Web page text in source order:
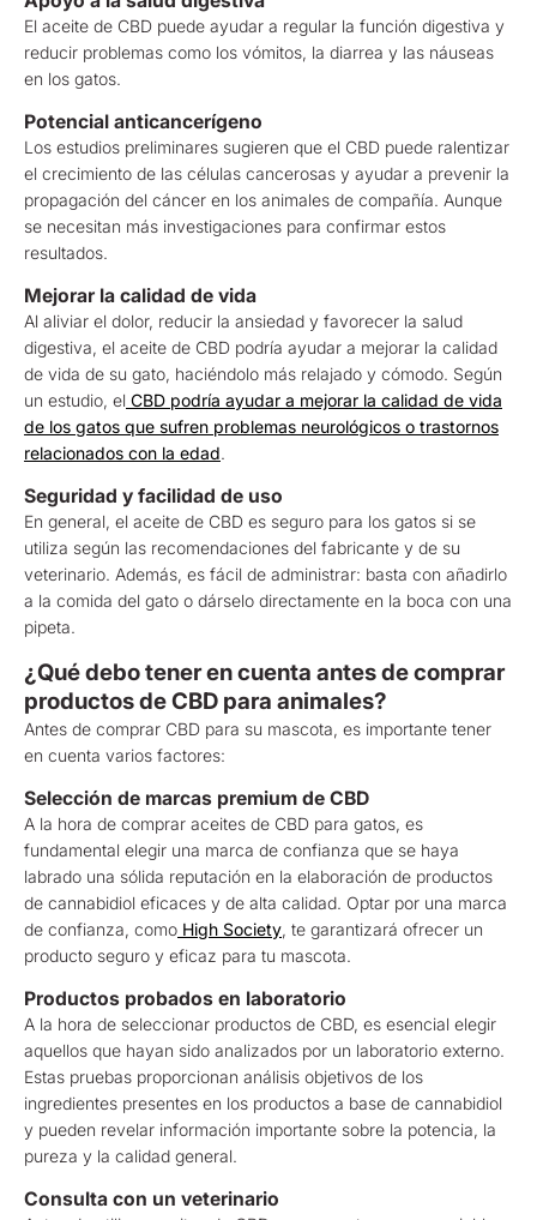
El aceite de CBD puede ayudar a regular la función digestiva y
reducir problemas como los vómitos, la diarrea y las náuseas
en los gatos.
Potencial anticancerígeno
Los estudios preliminares sugieren que el CBD puede ralentizar
el crecimiento de las células cancerosas y ayudar a prevenir la
propagación del cáncer en los animales de compañía. Aunque
se necesitan más investigaciones para confirmar estos
resultados.
Mejorar la calidad de vida
Al aliviar el dolor, reducir la ansiedad y favorecer la salud
digestiva, el aceite de CBD podría ayudar a mejorar la calidad
de vida de su gato, haciéndolo más relajado y cómodo. Según
un estudio, el CBD podría ayudar a mejorar la calidad de vida
de los gatos que sufren problemas neurológicos o trastornos
relacionados con la edad.
Seguridad y facilidad de uso
En general, el aceite de CBD es seguro para los gatos si se
utiliza según las recomendaciones del fabricante y de su
veterinario. Además, es fácil de administrar: basta con añadirlo
a la comida del gato o dárselo directamente en la boca con una
pipeta.
¿Qué debo tener en cuenta antes de comprar
productos de CBD para animales?
Antes de comprar CBD para su mascota, es importante tener
en cuenta varios factores:
Selección de marcas premium de CBD
A la hora de comprar aceites de CBD para gatos, es
fundamental elegir una marca de confianza que se haya
labrado una sólida reputación en la elaboración de productos
de cannabidiol eficaces y de alta calidad. Optar por una marca
de confianza, como High Society, te garantizará ofrecer un
producto seguro y eficaz para tu mascota.
Productos probados en laboratorio
A la hora de seleccionar productos de CBD, es esencial elegir
aquellos que hayan sido analizados por un laboratorio externo.
Estas pruebas proporcionan análisis objetivos de los
ingredientes presentes en los productos a base de cannabidiol
y pueden revelar información importante sobre la potencia, la
pureza y la calidad general.
Consulta con un veterinario